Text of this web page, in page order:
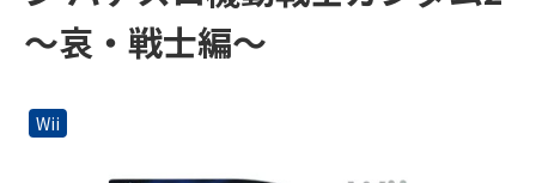
～哀・戦士編～
Wii